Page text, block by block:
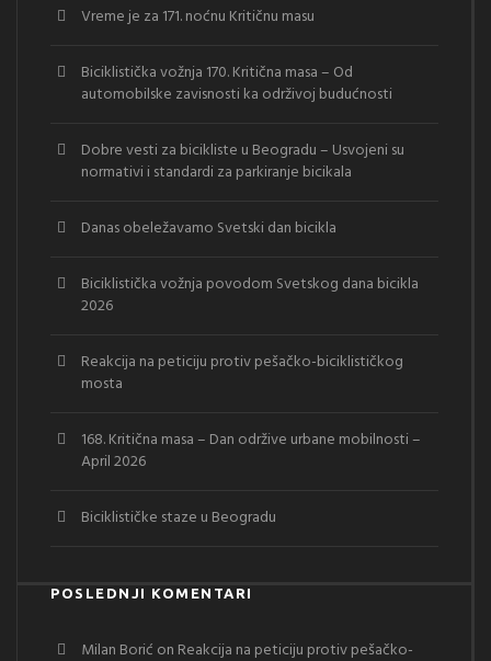
Vreme je za 171. noćnu Kritičnu masu
Biciklistička vožnja 170. Kritična masa – Od
automobilske zavisnosti ka održivoj budućnosti
Dobre vesti za bicikliste u Beogradu – Usvojeni su
normativi i standardi za parkiranje bicikala
Danas obeležavamo Svetski dan bicikla
Biciklistička vožnja povodom Svetskog dana bicikla
2026
Reakcija na peticiju protiv pešačko-biciklističkog
mosta
168. Kritična masa – Dan održive urbane mobilnosti –
April 2026
Biciklističke staze u Beogradu
POSLEDNJI KOMENTARI
Milan Borić on Reakcija na peticiju protiv pešačko-